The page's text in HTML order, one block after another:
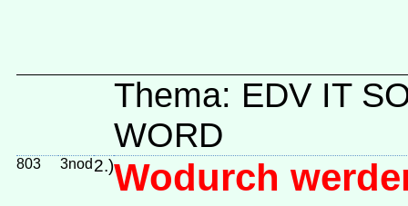
Thema: EDV IT
WORD
803 3nod 2.)Wodurch